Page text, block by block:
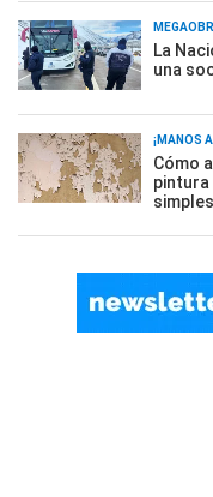
La
una
¡MANOS
Cómo
pintura